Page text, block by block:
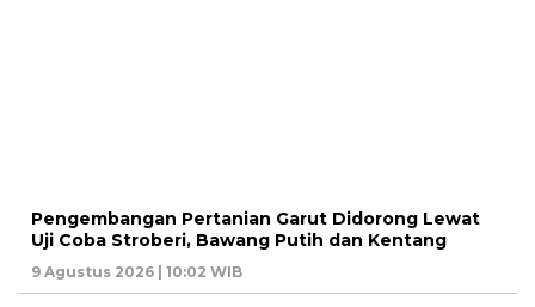
Pengembangan Pertanian Garut Didorong Lewat
Uji Coba Stroberi, Bawang Putih dan Kentang
9 Agustus 2026 | 10:02 WIB